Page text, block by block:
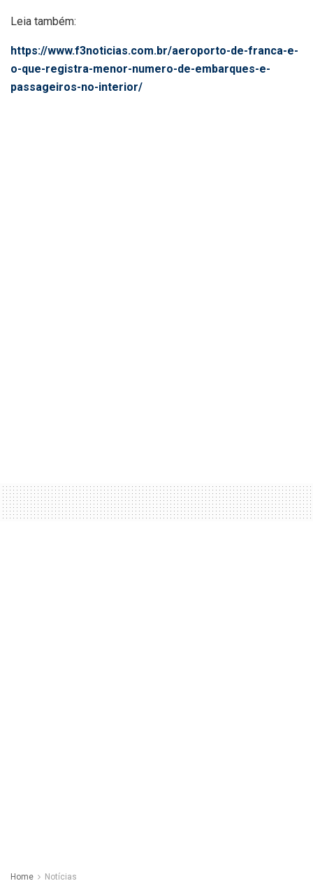
Leia também:
https://www.f3noticias.com.br/aeroporto-de-franca-e-
o-que-registra-menor-numero-de-embarques-e-
passageiros-no-interior/
Home Notícias